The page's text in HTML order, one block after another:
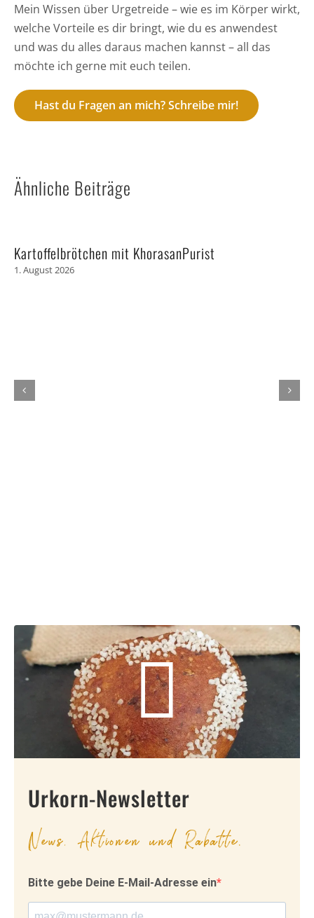
Mein Wissen über Urgetreide – wie es im Körper wirkt,
welche Vorteile es dir bringt, wie du es anwendest
und was du alles daraus machen kannst – all das
möchte ich gerne mit euch teilen.
Hast du Fragen an mich? Schreibe mir!
Ähnliche Beiträge
Kartoffelbrötchen mit KhorasanPurist
1. August 2026
Urkorn-Newsletter
News, Aktionen und Rabatte.
Bitte gebe Deine E-Mail-Adresse ein